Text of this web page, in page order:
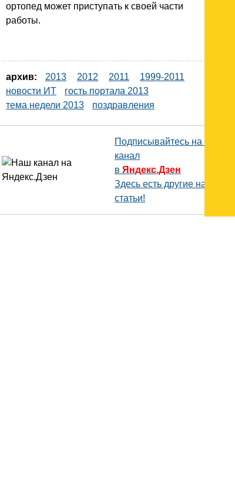
ортопед может приступать к своей части
работы.
архив: 2013 2012 2011
1999-2011
новости ИТ
гость портала 2013
тема недели 2013
поздравления
Подписывайтесь на наш
канал
в Яндекс.Дзен
Здесь есть другие наши
статьи!